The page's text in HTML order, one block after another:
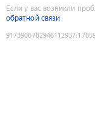
Если у вас возникли
обратной связи
9173906782946112937: